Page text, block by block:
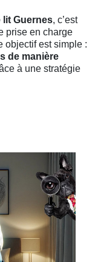
lit Guernes, c’est
prise en charge
objectif est simple :
de manière
à une stratégie